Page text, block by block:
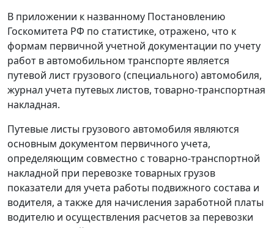
В приложении к названному Постановлению
Госкомитета РФ по статистике, отражено, что к
формам первичной учетной документации по учету
работ в автомобильном транспорте является
путевой лист грузового (специального) автомобиля,
журнал учета путевых листов, товарно-транспортная
накладная.
Путевые листы грузового автомобиля являются
основным документом первичного учета,
определяющим совместно с товарно-транспортной
накладной при перевозке товарных грузов
показатели для учета работы подвижного состава и
водителя, а также для начисления заработной платы
водителю и осуществления расчетов за перевозки